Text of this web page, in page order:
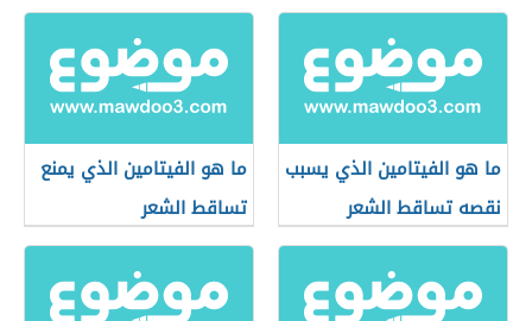
ما هو الفيتامين الذي يسبب
نقصه تساقط الشعر
ما هو الفيتامين الذي يمنع
تساقط الشعر